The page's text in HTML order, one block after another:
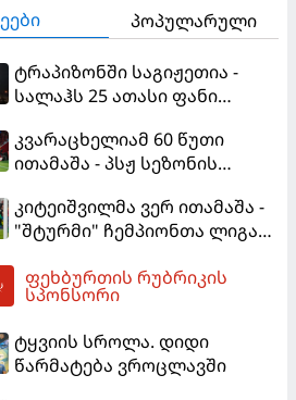
პოპულარული
ტრაპიზონში საგიჟეთია -
სალაჰს 25 ათასი ფანი
კვარაცხელიამ 60 წუთი
ითამაშა - პსჟ სეზონის
"მალიორკასთან"
დამარცხდა
კიტეიშვილმა ვერ ითამაშა -
"შტურმი" ჩემპიონთა ლიგაზე
დამარცხდა
ფეხბურთის რუბრიკის
სპონსორი
ტყვიის სროლა. დიდი
წარმატება ვროცლავში